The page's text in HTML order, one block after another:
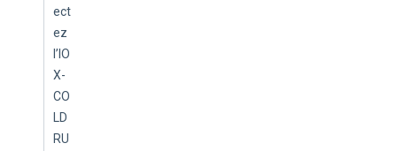
ect
ez
l’IO
X-
CO
LD
RU